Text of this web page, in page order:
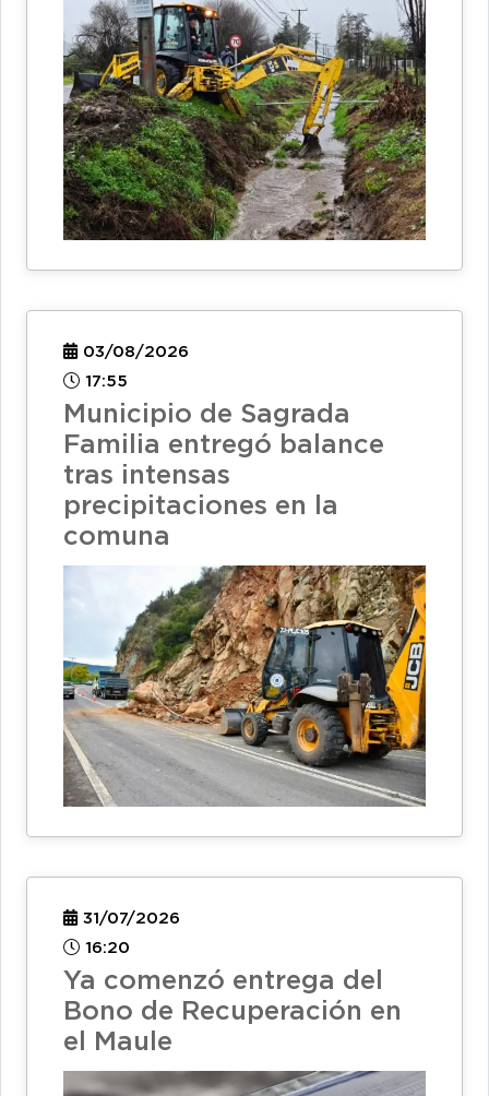
03/08/2026
17:55
Municipio de Sagrada
Familia entregó balance
tras intensas
precipitaciones en la
comuna
31/07/2026
16:20
Ya comenzó entrega del
Bono de Recuperación en
el Maule